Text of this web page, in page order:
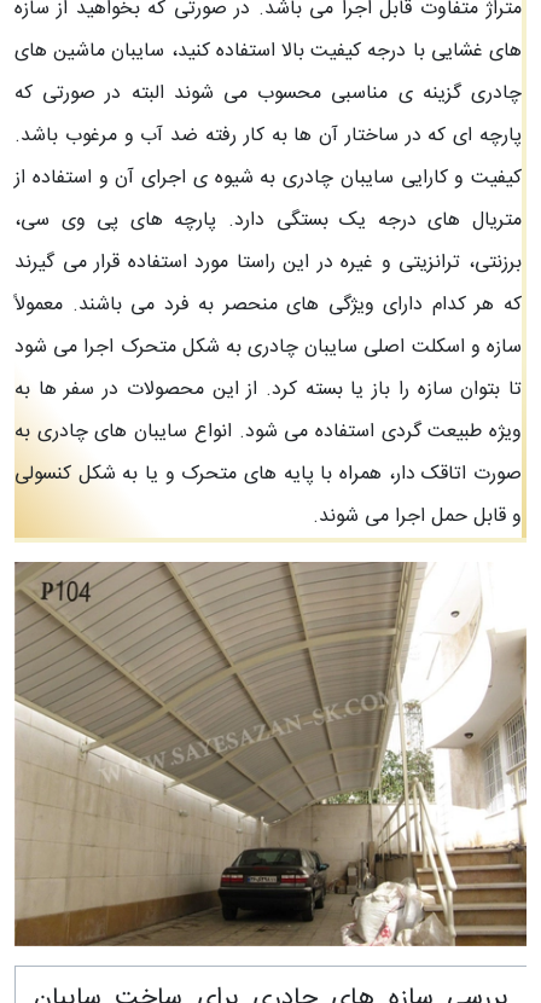
متراژ متفاوت قابل اجرا می باشد. در صورتی که بخواهید از سازه
های غشایی با درجه کیفیت بالا استفاده کنید، سایبان ماشین های
چادری گزینه ی مناسبی محسوب می شوند البته در صورتی که
پارچه ای که در ساختار آن ها به کار رفته ضد آب و مرغوب باشد.
کیفیت و کارایی سایبان چادری به شیوه ی اجرای آن و استفاده از
متریال های درجه یک بستگی دارد. پارچه های پی وی سی،
برزنتی، ترانزیتی و غیره در این راستا مورد استفاده قرار می گیرند
که هر کدام دارای ویژگی های منحصر به فرد می باشند. معمولاً
سازه و اسکلت اصلی سایبان چادری به شکل متحرک اجرا می شود
تا بتوان سازه را باز یا بسته کرد. از این محصولات در سفر ها به
ویژه طبیعت گردی استفاده می شود. انواع سایبان های چادری به
صورت اتاقک دار، همراه با پایه های متحرک و یا به شکل کنسولی
و قابل حمل اجرا می شوند.